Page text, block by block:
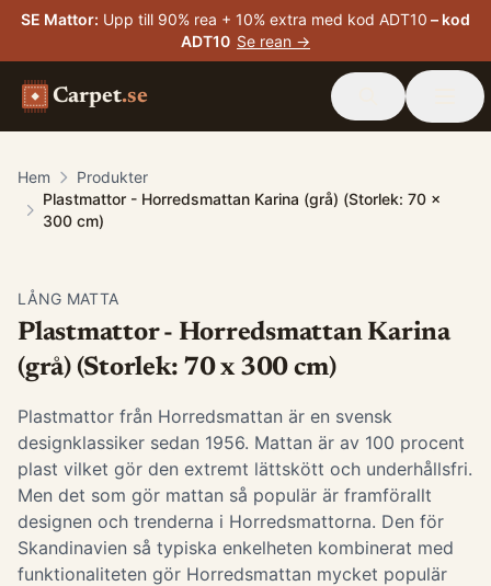
SE Mattor: Upp till 90% rea + 10% extra med kod ADT10 – kod
ADT10 Se rean →
Carpet.se
Hem
Produkter
Plastmattor - Horredsmattan Karina (grå) (Storlek: 70 x
300 cm)
LÅNG MATTA
Plastmattor - Horredsmattan Karina
(grå) (Storlek: 70 x 300 cm)
Plastmattor från Horredsmattan är en svensk
designklassiker sedan 1956. Mattan är av 100 procent
plast vilket gör den extremt lättskött och underhållsfri.
Men det som gör mattan så populär är framförallt
designen och trenderna i Horredsmattorna. Den för
Skandinavien så typiska enkelheten kombinerat med
funktionaliteten gör Horredsmattan mycket populär